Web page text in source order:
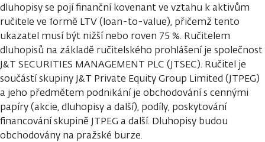
dluhopisy se pojí finanční kovenant ve vztahu k aktivům
ručitele ve formě LTV (loan-to-value), přičemž tento
ukazatel musí být nižší nebo roven 75 %. Ručitelem
dluhopisů na základě ručitelského prohlášení je společnost
J&T SECURITIES MANAGEMENT PLC (JTSEC). Ručitel je
součástí skupiny J&T Private Equity Group Limited (JTPEG)
a jeho předmětem podnikání je obchodování s cennými
papíry (akcie, dluhopisy a další), podíly, poskytování
financování skupině JTPEG a další. Dluhopisy budou
obchodovány na pražské burze.